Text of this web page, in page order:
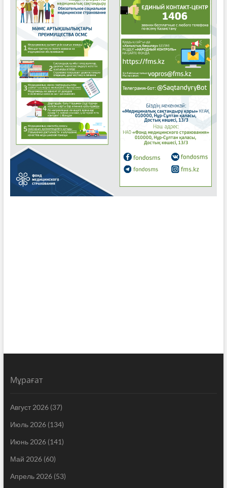
Мұрағат
Август 2026(37)
Июль 2026(134)
Июнь 2026(141)
Май 2026(60)
Апрель 2026(53)